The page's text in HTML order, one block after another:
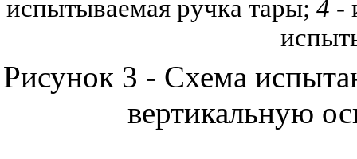
испытываемая ручка тары; 4 -
Рисунок 3 - Схема
вертикальную